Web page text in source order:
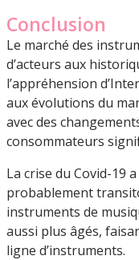
Conclusion
Le marché des
d’acteurs aux
l’appréhension
aux évolutions du
avec des
consommateurs
La crise du Covid-19
probablement
instruments de
aussi plus âgés,
ligne d’instruments.